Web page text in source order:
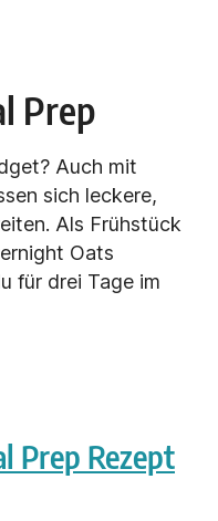
Prep
Auch mit
sich leckere,
Als Frühstück
Oats
für drei Tage im
Prep Rezept